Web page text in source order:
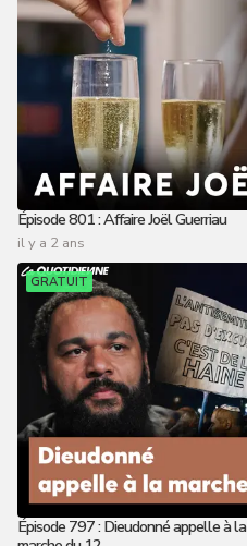
Épisode 801 : Affaire Joël Guerriau
il y a 2 ans
GRATUIT
Épisode 797 : Dieudonné appelle à la